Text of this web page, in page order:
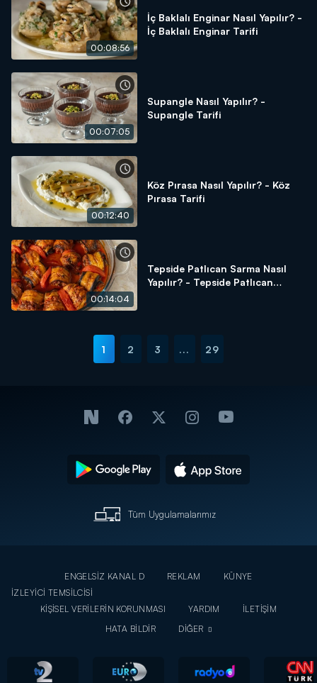
00:08:56
İç Baklalı Enginar Nasıl Yapılır? -
İç Baklalı Enginar Tarifi
00:07:05
Supangle Nasıl Yapılır? -
Supangle Tarifi
00:12:40
Köz Pırasa Nasıl Yapılır? - Köz
Pırasa Tarifi
00:14:04
Tepside Patlıcan Sarma Nasıl
Yapılır? - Tepside Patlıcan
1 2 3 ... 29
Tüm Uygulamalarımız
ENGELSİZ KANAL D REKLAM
KÜNYE
İZLEYİCİ TEMSİLCİSİ
KİŞİSEL VERİLERİN KORUNMASI
YARDIM
İLETİŞİM
HATA BİLDİR
DİĞER